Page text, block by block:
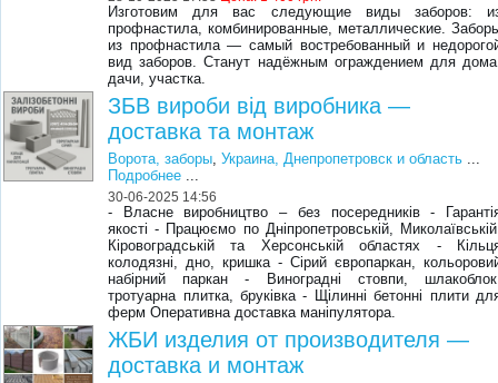
Изготовим для вас следующие виды заборов:
профнастила, комбинированные, металлические.
из профнастила — самый востребованный и
вид заборов. Станут надёжным ограждением для
дачи, участка.
ЗБВ вироби від виробника —
доставка та монтаж
Ворота, заборы,Украина, Днепропетровск и область ...
Подробнее ...
30-06-2025 14:56
- Власне виробництво – без посередників -
якості - Працюємо по Дніпропетровській,
Кіровоградській та Херсонській областях -
колодязні, дно, кришка - Сірий європаркан,
набірний паркан - Виноградні стовпи,
тротуарна плитка, бруківка - Щілинні бетонні плити
ферм Оперативна доставка маніпулятора.
ЖБИ изделия от производителя —
доставка и монтаж